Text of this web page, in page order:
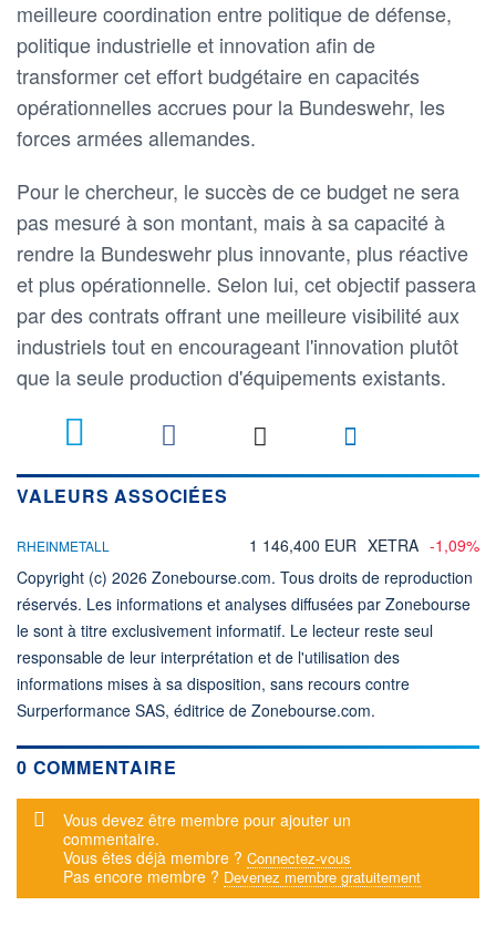
meilleure coordination entre politique de défense,
politique industrielle et innovation afin de
transformer cet effort budgétaire en capacités
opérationnelles accrues pour la Bundeswehr, les
forces armées allemandes.
Pour le chercheur, le succès de ce budget ne sera
pas mesuré à son montant, mais à sa capacité à
rendre la Bundeswehr plus innovante, plus réactive
et plus opérationnelle. Selon lui, cet objectif passera
par des contrats offrant une meilleure visibilité aux
industriels tout en encourageant l'innovation plutôt
que la seule production d'équipements existants.
VALEURS ASSOCIÉES
RHEINMETALL 1 146,400 EUR XETRA -1,09%
Copyright (c) 2026 Zonebourse.com. Tous droits de reproduction
réservés. Les informations et analyses diffusées par Zonebourse
le sont à titre exclusivement informatif. Le lecteur reste seul
responsable de leur interprétation et de l'utilisation des
informations mises à sa disposition, sans recours contre
Surperformance SAS, éditrice de Zonebourse.com.
0 COMMENTAIRE
Message d'alerte
Vous devez être membre pour ajouter un
commentaire.
Vous êtes déjà membre ? Connectez-vous
Pas encore membre ? Devenez membre gratuitement